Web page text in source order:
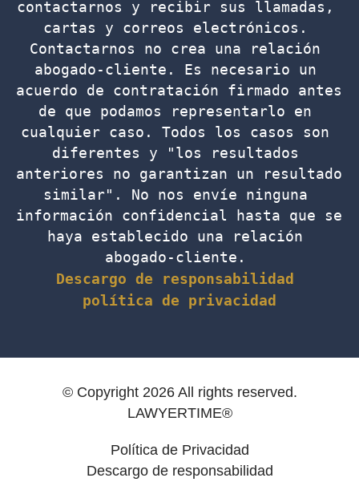
contactarnos y recibir sus llamadas,
cartas y correos electrónicos.
Contactarnos no crea una relación
abogado-cliente. Es necesario un
acuerdo de contratación firmado antes
de que podamos representarlo en
cualquier caso. Todos los casos son
diferentes y "los resultados
anteriores no garantizan un resultado
similar". No nos envíe ninguna
información confidencial hasta que se
haya establecido una relación
abogado-cliente.
Descargo de responsabilidad
política de privacidad
© Copyright 2026 All rights reserved.
LAWYERTIME®
Política de Privacidad
Descargo de responsabilidad